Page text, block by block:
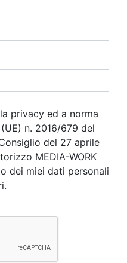
privacy ed a norma
n. 2016/679 del
del 27 aprile
MEDIA-WORK
dei miei dati personali